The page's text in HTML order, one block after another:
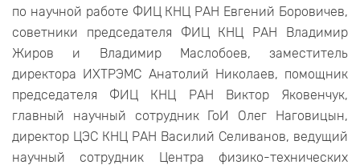
по научной работе ФИЦ КНЦ РАН Евгений Боровичев,
советники председателя ФИЦ КНЦ РАН Владимир
Жиров и Владимир Маслобоев, заместитель
директора ИХТРЭМС Анатолий Николаев, помощник
председателя ФИЦ КНЦ РАН Виктор Яковенчук,
главный научный сотрудник ГоИ Олег Наговицын,
директор ЦЭС КНЦ РАН Василий Селиванов, ведущий
научный сотрудник Центра физико-технических